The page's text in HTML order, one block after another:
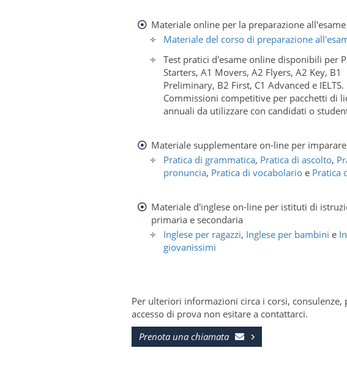
Materiale online per la preparazione all'esame
Materiale del corso di preparazione
Test pratici d'esame online disponibili per
Starters, A1 Movers, A2 Flyers, A2 Key, B1
Preliminary, B2 First, C1 Advanced e IELTS.
Commissioni competitive per pacchetti di
annuali da utilizzare con candidati o
Materiale supplementare on-line per
Pratica di grammatica, Pratica di ascolto,
pronuncia, Pratica di vocabolario e Pratica
Materiale d'inglese on-line per istituti di
primaria e secondaria
Inglese per ragazzi, Inglese per bambini e
giovanissimi
Per ulteriori informazioni circa i corsi, consulenze,
accesso di prova non esitare a contattarci.
Prenota una chiamata